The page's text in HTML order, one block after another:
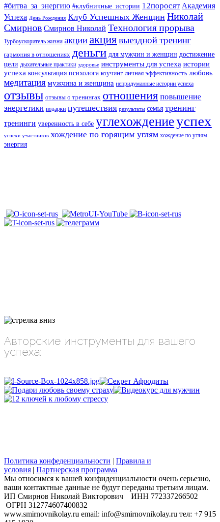
#битва_за_энергию #клубничные_истории 12поросят Академия
Успеха День Рождения Клуб Успешных Женщин Николай
Смирнов Смирнов Николай Технология прорыва
Турбоускоритель жизни акцииакция выездной тренинг
гармония в отношениях деньги для мужчин и женщин достижение
цели дыхательные практики здоровье инструменты для успеха истории
успеха консультация психолога коучинг личная эффективность любовь
медитация мужчина и женщина непридуманные истории успеха
отзывы отзывы о тренингах отношения повышение
энергетики подарки путешествия результаты семья тренинг
тренинги уверенность в себе углехождениеуспех
успехи участников хождение по горящим углям хождение по углям
энергия
Авторские инструменты для вашего
успеха:
Политика конфеденциальности | Правила и
условия | Партнерская программа
Мы относимся к вашей конфиденциальности очень серьезно,
ваши контактные данные не будут переданы третьим лицам.
​ИП Смирнов Николай Викторович ИНН 772337266502
ОГРН 312774607400832
www.smirnovnikolay.ru email: info@smirnovnikolay.ru тел: +7 915